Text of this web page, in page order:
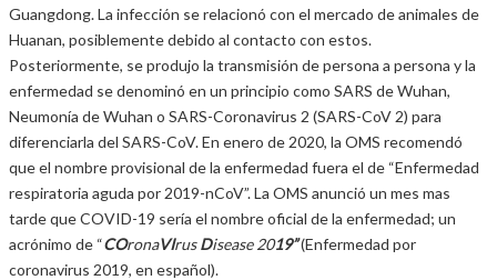
Guangdong. La infección se relacionó con el mercado de animales de
Huanan, posiblemente debido al contacto con estos.
Posteriormente, se produjo la transmisión de persona a persona y la
enfermedad se denominó en un principio como SARS de Wuhan,
Neumonía de Wuhan o SARS-Coronavirus 2 (SARS-CoV 2) para
diferenciarla del SARS-CoV. En enero de 2020, la OMS recomendó
que el nombre provisional de la enfermedad fuera el de “Enfermedad
respiratoria aguda por 2019-nCoV”. La OMS anunció un mes mas
tarde que COVID-19 sería el nombre oficial de la enfermedad; un
acrónimo de “COronaVIrusDisease 2019”(Enfermedad por
coronavirus 2019, en español).